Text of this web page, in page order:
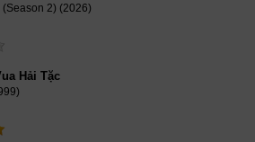
(Season 2) (2026)
Hải Tặc